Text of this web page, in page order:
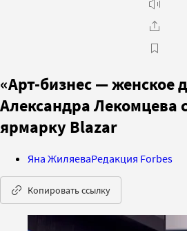
«Арт-бизнес — женское
Александра Лекомцева
ярмарку Blazar
Яна ЖиляеваРедакция Forbes
Копировать ссылку